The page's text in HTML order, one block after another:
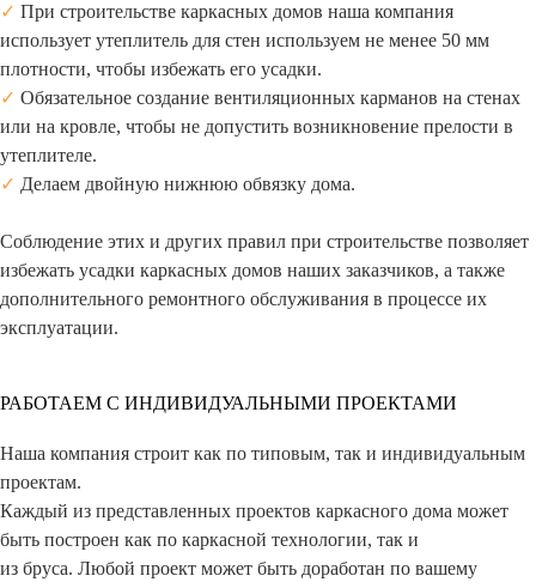
✓ При строительстве каркасных домов наша компания
использует утеплитель для стен используем не менее 50 мм
плотности, чтобы избежать его усадки.
✓ Обязательное создание вентиляционных карманов на стенах
или на кровле, чтобы не допустить возникновение прелости в
утеплителе.
✓ Делаем двойную нижнюю обвязку дома.
Соблюдение этих и других правил при строительстве позволяет
избежать усадки каркасных домов наших заказчиков, а также
дополнительного ремонтного обслуживания в процессе их
эксплуатации.
РАБОТАЕМ С ИНДИВИДУАЛЬНЫМИ ПРОЕКТАМИ
Наша компания строит как по типовым, так и индивидуальным
проектам.
Каждый из представленных проектов каркасного дома может
быть построен как по каркасной технологии, так и
из бруса. Любой проект может быть доработан по вашему